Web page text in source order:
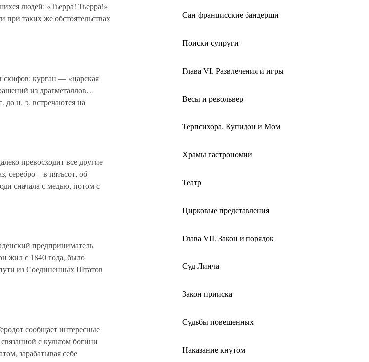
Сан-францисские бандерши
Поиски супруги
Глава VI. Развлечения и игры
Весы и револьвер
Терпсихора, Купидон и Мом
Храмы гастрономии
Театр
Цирковые представления
Глава VII. Закон и порядок
Суд Линча
Закон прииска
Судьбы повешенных
Наказание кнутом
людей: «Тьерра! Тьерра!»
при таких же обстоятельствах
скифов: курган — «царская
из драгметаллов…
до н. э. встречаются на
превосходит все другие
серебро – в пятьсот, об
сначала с медью, потом с
предприниматель
жил с 1840 года, было
из Соединенных Штатов
сообщает интересные
с культом богини
зарабатывая себе